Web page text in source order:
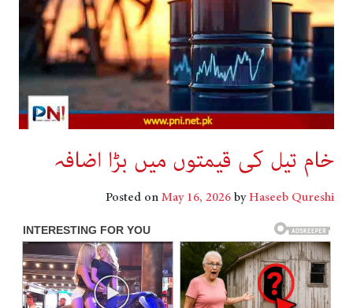
خام تیل کی قیمتوں میں بڑا اضافہ
Posted onMay 16, 2026byHaseeb Qureshi